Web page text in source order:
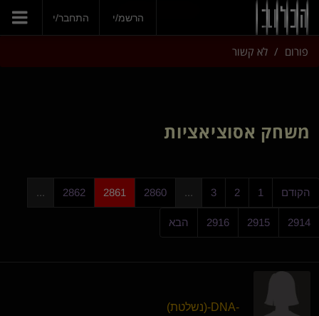
הצטרפי עכשיו
הרשמ/י התחבר/י
פורום לא קשור
משחק אסוציאציות
הקודם 1
2
3
...
2860
2861
2862
...
2914
2915
2916 הבא
-DNA-​(נשלטת)